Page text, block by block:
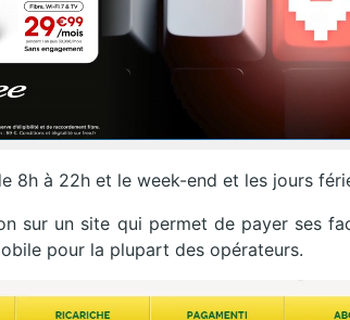
8h à 22h et le week-end et les jours
sur un site qui permet de payer ses
pour la plupart des opérateurs.